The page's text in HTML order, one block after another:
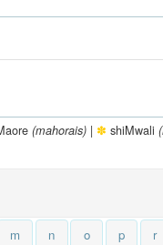
(mahorais) | ✽ shiMwali
m n o p r